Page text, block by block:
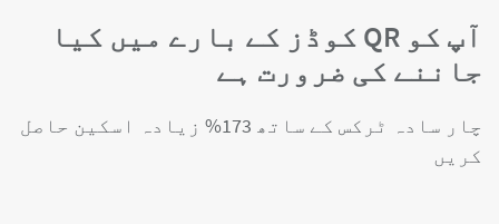
آپ کو QR کوڈز کے بارے میں کیا
جاننے کی ضرورت ہے
چار سادہ ٹرکس کے ساتھ 173% زیادہ اسکین حاصل
کریں